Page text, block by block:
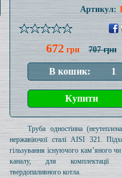
Артикул:
672 грн 707 грн
Труба одностінна
нержавіючої сталі AISI 321.
гільзування існуючого кам’яного
каналу, для комплектації
твердопаливного котла.